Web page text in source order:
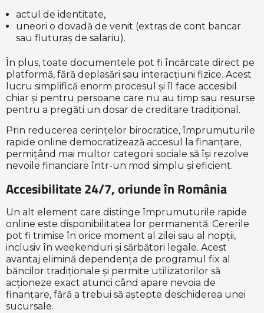
actul de identitate,
uneori o dovadă de venit (extras de cont bancar
sau fluturaș de salariu).
În plus, toate documentele pot fi încărcate direct pe
platformă, fără deplasări sau interacțiuni fizice. Acest
lucru simplifică enorm procesul și îl face accesibil
chiar și pentru persoane care nu au timp sau resurse
pentru a pregăti un dosar de creditare tradițional.
Prin reducerea cerințelor birocratice, împrumuturile
rapide online democratizează accesul la finanțare,
permițând mai multor categorii sociale să își rezolve
nevoile financiare într-un mod simplu și eficient.
Accesibilitate 24/7, oriunde în România
Un alt element care distinge împrumuturile rapide
online este disponibilitatea lor permanentă. Cererile
pot fi trimise în orice moment al zilei sau al nopții,
inclusiv în weekenduri și sărbători legale. Acest
avantaj elimină dependența de programul fix al
băncilor tradiționale și permite utilizatorilor să
acționeze exact atunci când apare nevoia de
finanțare, fără a trebui să aștepte deschiderea unei
sucursale.